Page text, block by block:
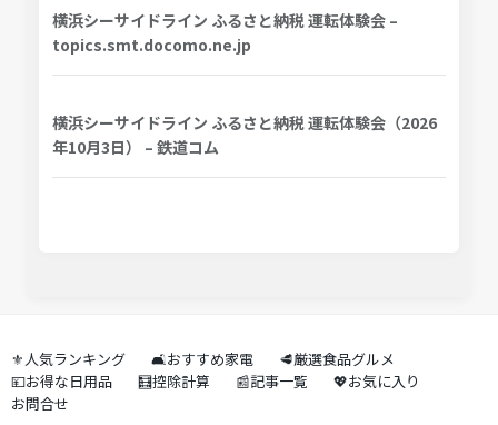
横浜シーサイドライン ふるさと納税 運転体験会 –
topics.smt.docomo.ne.jp
横浜シーサイドライン ふるさと納税 運転体験会（2026
年10月3日） – 鉄道コム
⚜️人気ランキング 🛋️おすすめ家電
🥩厳選食品グルメ
💴お得な日用品
🧮控除計算 📰記事一覧
💖お気に入り
お問合せ